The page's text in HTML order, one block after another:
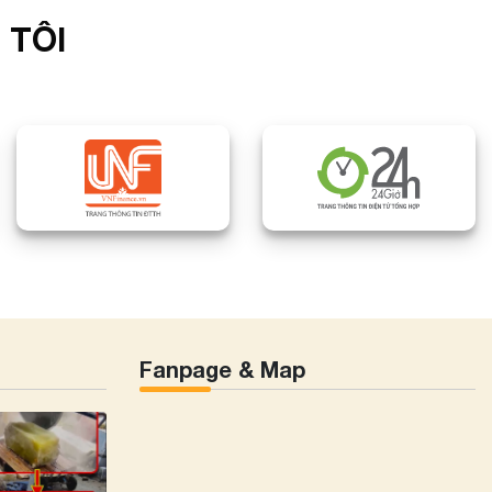
TÔI
Fanpage & Map